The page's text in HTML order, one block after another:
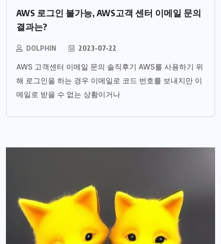
AWS 로그인 불가능, AWS고객 센터 이메일 문의
결과는?
DOLPHIN 2023-07-22
AWS 고객센터 이메일 문의 솔직후기 AWS를 사용하기 위
해 로그인을 하는 경우 이메일로 코드 번호를 보내지만 이
메일로 받을 수 없는 상황이거나